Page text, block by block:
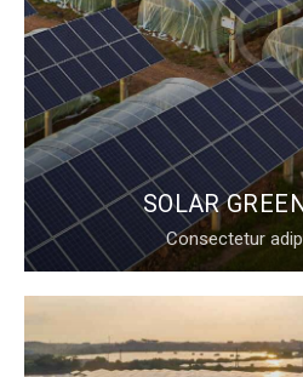
SOLAR
Consectetur